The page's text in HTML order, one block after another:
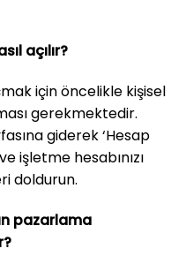
açılır?
için öncelikle kişisel
gerekmektedir.
giderek ‘Hesap
işletme hesabınızı
doldurun.
pazarlama